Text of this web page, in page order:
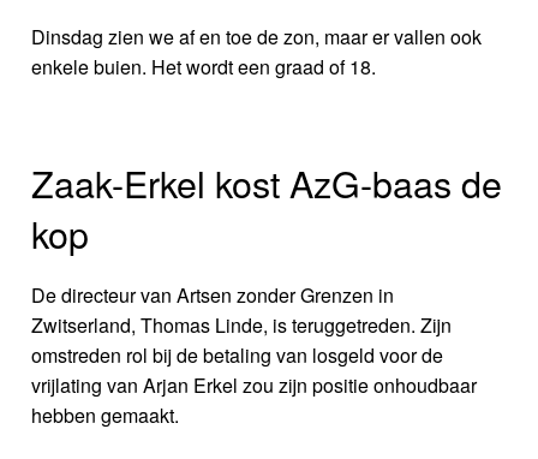
Dinsdag zien we af en toe de zon, maar er vallen ook
enkele buien. Het wordt een graad of 18.
Zaak-Erkel kost AzG-baas de
kop
De directeur van Artsen zonder Grenzen in
Zwitserland, Thomas Linde, is teruggetreden. Zijn
omstreden rol bij de betaling van losgeld voor de
vrijlating van Arjan Erkel zou zijn positie onhoudbaar
hebben gemaakt.